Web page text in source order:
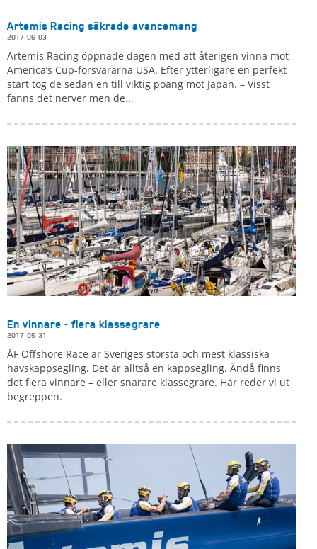
Artemis Racing säkrade avancemang
2017-06-03
Artemis Racing öppnade dagen med att återigen vinna mot
America’s Cup-försvararna USA. Efter ytterligare en perfekt
start tog de sedan en till viktig poäng mot Japan. – Visst
fanns det nerver men de...
En vinnare - flera klassegrare
2017-05-31
ÅF Offshore Race är Sveriges största och mest klassiska
havskappsegling. Det är alltså en kappsegling. Ändå finns
det flera vinnare – eller snarare klassegrare. Här reder vi ut
begreppen.